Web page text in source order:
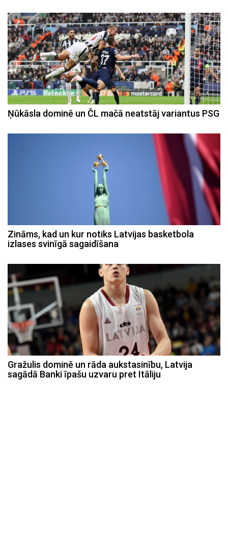
Ņūkāsla dominē un ČL mačā neatstāj variantus PSG
Zināms, kad un kur notiks Latvijas basketbola
izlases svinīgā sagaidīšana
Gražulis dominē un rāda aukstasinību, Latvija
sagādā Banki īpašu uzvaru pret Itāliju